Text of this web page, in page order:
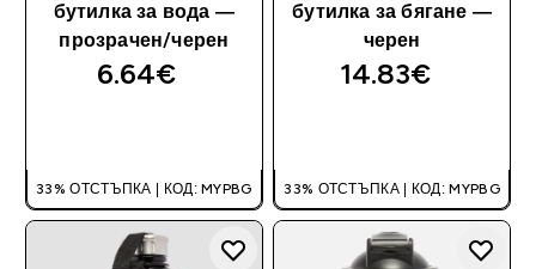
бутилка за вода —
прозрачен/черен
6.64€‎
33% ОТСТЪПКА | КОД: MYPBG
бутилка за бягане —
черен
14.83€‎
33% ОТСТЪПКА | КОД: MYPBG